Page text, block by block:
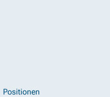
Positionen